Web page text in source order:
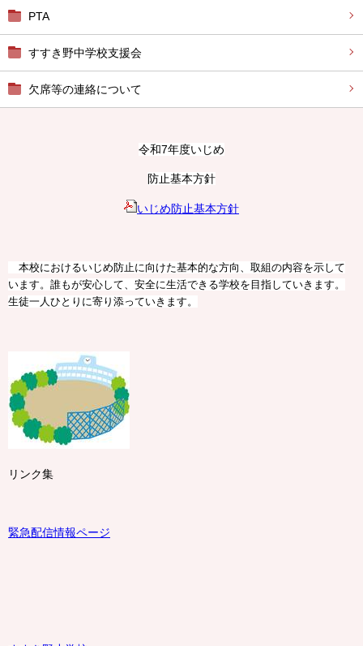
PTA
すすき野中学校支援会
欠席等の連絡について
令和7年度いじめ
防止基本方針
いじめ防止基本方針
本校におけるいじめ防止に向けた基本的な方向、取組の内容を示して
います。誰もが安心して、安全に生活できる学校を目指していきます。
生徒一人ひとりに寄り添っていきます。
リンク集
緊急配信情報ページ